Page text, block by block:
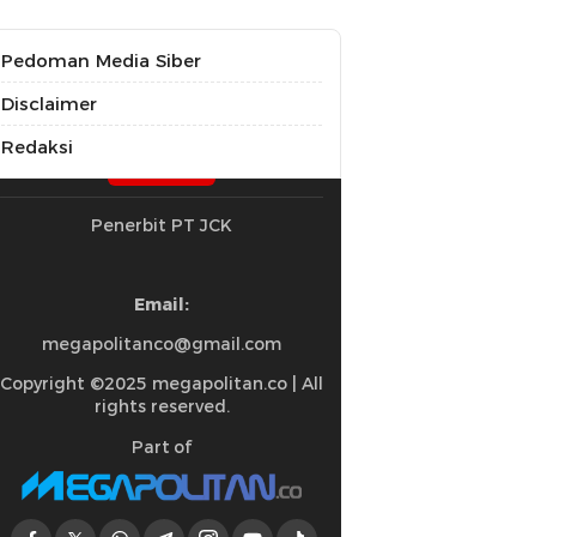
Pedoman Media Siber
Disclaimer
Redaksi
Penerbit PT JCK
Email:
megapolitanco@gmail.com
Copyright ©2025 megapolitan.co | All
rights reserved.
Part of